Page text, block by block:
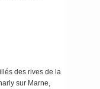
des rives de la
sur Marne,